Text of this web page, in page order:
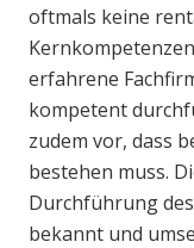
oftmals keine
erfahrene
kompetent
zudem vor, dass
bestehen muss.
Durchführung
bekannt und